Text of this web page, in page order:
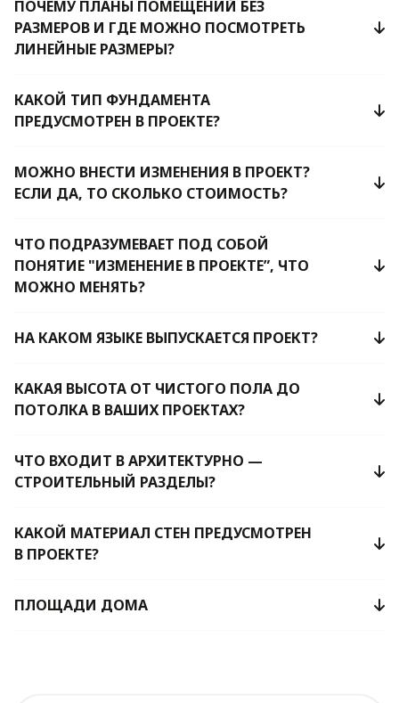
ПОЧЕМУ ПЛАНЫ ПОМЕЩЕНИЙ БЕЗ
РАЗМЕРОВ И ГДЕ МОЖНО ПОСМОТРЕТЬ
ЛИНЕЙНЫЕ РАЗМЕРЫ?
КАКОЙ ТИП ФУНДАМЕНТА
ПРЕДУСМОТРЕН В ПРОЕКТЕ?
МОЖНО ВНЕСТИ ИЗМЕНЕНИЯ В ПРОЕКТ?
ЕСЛИ ДА, ТО СКОЛЬКО СТОИМОСТЬ?
ЧТО ПОДРАЗУМЕВАЕТ ПОД СОБОЙ
ПОНЯТИЕ "ИЗМЕНЕНИЕ В ПРОЕКТЕ”, ЧТО
МОЖНО МЕНЯТЬ?
НА КАКОМ ЯЗЫКЕ ВЫПУСКАЕТСЯ ПРОЕКТ?
КАКАЯ ВЫСОТА ОТ ЧИСТОГО ПОЛА ДО
ПОТОЛКА В ВАШИХ ПРОЕКТАХ?
ЧТО ВХОДИТ В АРХИТЕКТУРНО —
СТРОИТЕЛЬНЫЙ РАЗДЕЛЫ?
КАКОЙ МАТЕРИАЛ СТЕН ПРЕДУСМОТРЕН
В ПРОЕКТЕ?
ПЛОЩАДИ ДОМА